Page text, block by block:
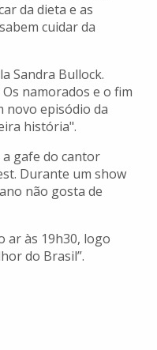
da dieta e as
cuidar da
Sandra Bullock.
namorados e o fim
novo episódio da
história".
a gafe do cantor
Durante um show
não gosta de
ar às 19h30, logo
do Brasil”.